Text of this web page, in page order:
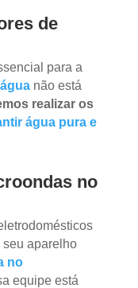
de
para a
não está
realizar os
água pura e
no
aparelho
no
equipe está